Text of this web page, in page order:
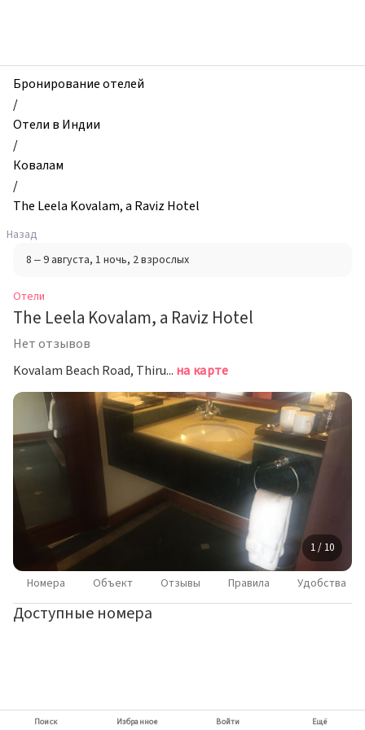
The
Leela
Kovalam,
Raviz
Hotel,
Ковалам,
Индия
Бронирование отелей
/
Отели в Индии
/
Ковалам
/
The Leela Kovalam, a Raviz Hotel
Назад
8 – 9 августа, 1 ночь, 2 взрослых
Отели
The Leela Kovalam, a Raviz Hotel
Нет отзывов
Kovalam Beach Road, Thiruvananthapuram, Kerala, Ковалам на карте
1 / 10
Номера Объект Отзывы Правила Удобства
Доступные номера
Поиск Избранное Войти Ещё